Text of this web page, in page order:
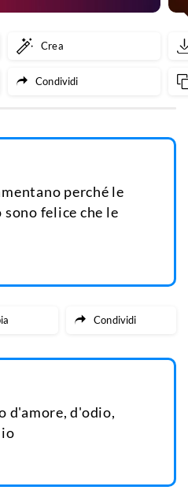
Crea
Condividi
perché le
sono felice che le
Condividi
d'amore, d'odio,